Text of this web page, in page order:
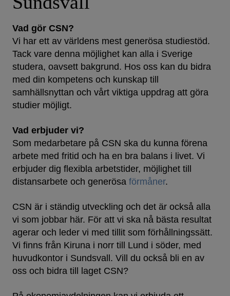
Vad gör CSN?
Vi har ett av världens mest generösa studiestöd.
Tack vare denna möjlighet kan alla i Sverige
studera, oavsett bakgrund. Hos oss kan du bidra
med din kompetens och kunskap till
samhällsnyttan och vårt viktiga uppdrag att göra
studier möjligt.
Vad erbjuder vi?
Som medarbetare på CSN ska du kunna förena
arbete med fritid och ha en bra balans i livet. Vi
erbjuder dig flexibla arbetstider, möjlighet till
distansarbete och generösa förmåner.
CSN är i ständig utveckling och det är också alla
vi som jobbar här. För att vi ska nå bästa resultat
agerar och leder vi med tillit som förhållningssätt.
Vi finns från Kiruna i norr till Lund i söder, med
huvudkontor i Sundsvall. Vill du också bli en av
oss och bidra till laget CSN?